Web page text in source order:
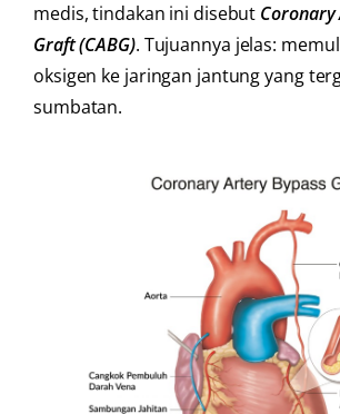
medis, tindakan ini disebut Coronary
Graft (CABG). Tujuannya jelas:
oksigen ke jaringan jantung yang
sumbatan.